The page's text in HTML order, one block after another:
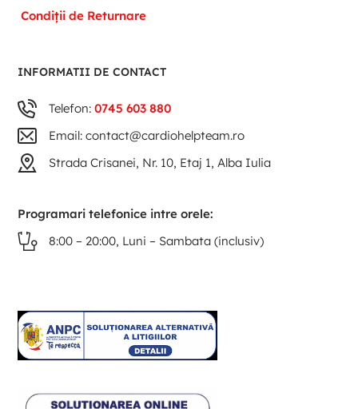
Condiții de Returnare
INFORMATII DE CONTACT
Telefon:0745 603 880
Email: contact@cardiohelpteam.ro
Strada Crisanei, Nr. 10, Etaj 1, Alba Iulia
Programari telefonice intre orele:
8:00 – 20:00, Luni – Sambata (inclusiv)